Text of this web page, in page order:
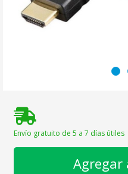
Envío gratuito de 5 a 7 días útiles
Agregar